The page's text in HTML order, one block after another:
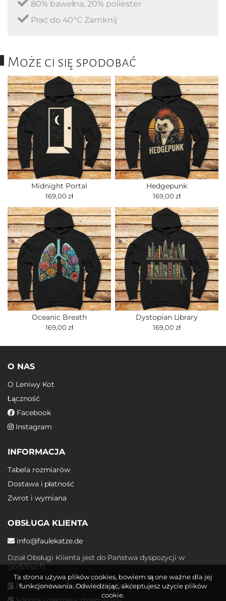
80% bawełna, 20% poliester
Prać do 40°C Zamknij
Może ci się spodobać
Midnight Portal
169,00 zł
Hedgepunk
169,00 zł
Oceanic Breath
169,00 zł
Dystopian Library
169,00 zł
O NAS
O Leniwy Kot
Łączność
Facebook
Instagram
INFORMACJA
Tabela rozmiarów
Dostawa i płatność
Zwrot i wymiana
OBSŁUGA KLIENTA
info@faulekatze.de
Dział Obsługi Klienta jest do Państwa dyspozycji w
godzinach:
Poniedziałek - piątek: 10:00 - 19:00
Ta strona używa plików cookies, bowiem są one ważne dla jej
funkcjonowania. Odwiedzając, akceptujesz użycie plików
cookie.